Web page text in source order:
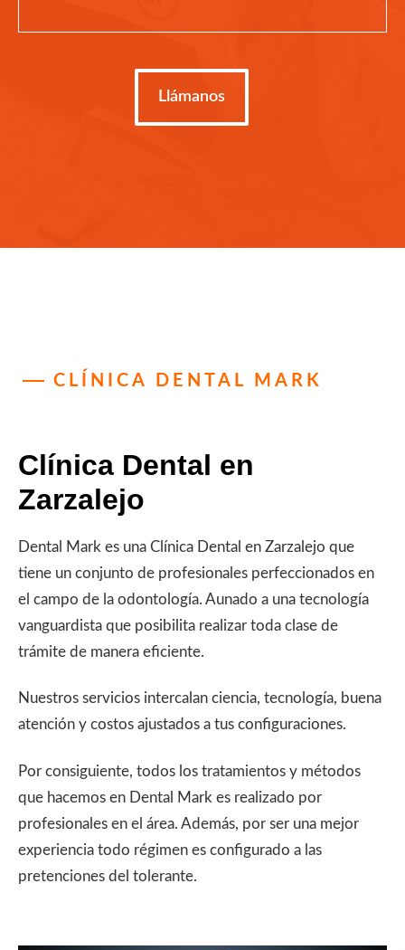
Llámanos
CLÍNICA DENTAL MARK
Clínica Dental en
Zarzalejo
Dental Mark es una Clínica Dental en Zarzalejo que
tiene un conjunto de profesionales perfeccionados en
el campo de la odontología. Aunado a una tecnología
vanguardista que posibilita realizar toda clase de
trámite de manera eficiente.
Nuestros servicios intercalan ciencia, tecnología, buena
atención y costos ajustados a tus configuraciones.
Por consiguiente, todos los tratamientos y métodos
que hacemos en Dental Mark es realizado por
profesionales en el área. Además, por ser una mejor
experiencia todo régimen es configurado a las
pretenciones del tolerante.